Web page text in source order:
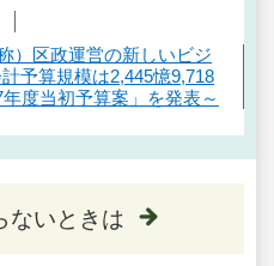
）区政運営の新しいビジ
予算規模は2,445憶9,718
度当初予算案」を発表～
ないときは